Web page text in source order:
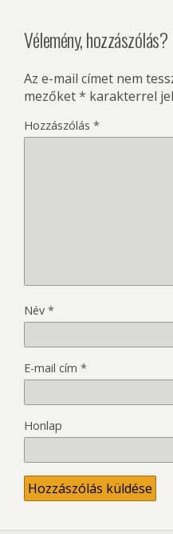
Vélemény, hozzászólás?
Az e-mail címet nem
mezőket* karakterrel
Hozzászólás *
Név *
E-mail cím *
Honlap